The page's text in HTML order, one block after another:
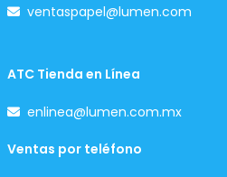
ventaspapel@lumen.com
ATC Tienda en Línea
enlinea@lumen.com.mx
Ventas por teléfono